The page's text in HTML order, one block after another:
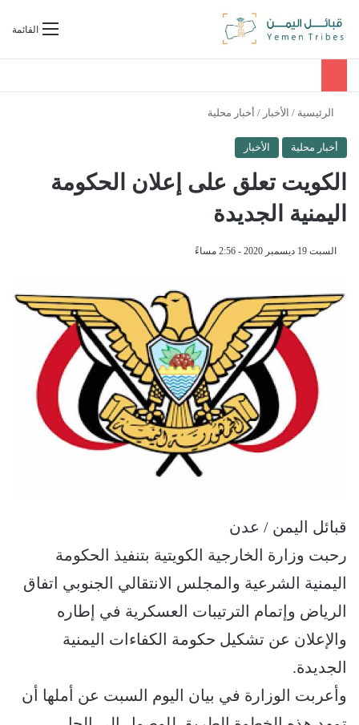
القائمةبحث عن
الرئيسية / الأخبار / أخبار محلية
أخبار محلية الأخبار
الكويت تعلق على إعلان الحكومة
اليمنية الجديدة
السبت 19 ديسمبر 2020 - 2:56 مساءً
قبائل اليمن / عدن
رحبت وزارة الخارجية الكويتية ‏بتنفيذ الحكومة
اليمنية الشرعية والمجلس الانتقالي الجنوبي اتفاق
الرياض وإتمام الترتيبات العسكرية في إطاره
والإعلان عن تشكيل حكومة الكفاءات اليمنية
الجديدة.
وأعربت الوزارة في بيان اليوم السبت عن أملها أن